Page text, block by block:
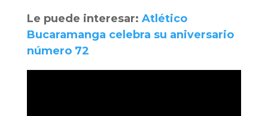
Le puede interesar: Atlético
Bucaramanga celebra su aniversario
número 72